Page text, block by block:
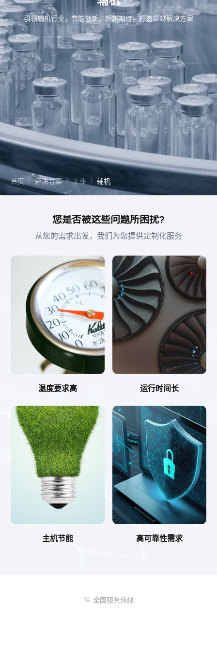
引领辅机行业，节能创新，超越期待，打造卓越解决方案
首页 解决方案 工业 辅机
您是否被这些问题所困扰?
从您的需求出发，我们为您提供定制化服务
温度要求高 运行时间长
主机节能 高可靠性需求
全国服务热线